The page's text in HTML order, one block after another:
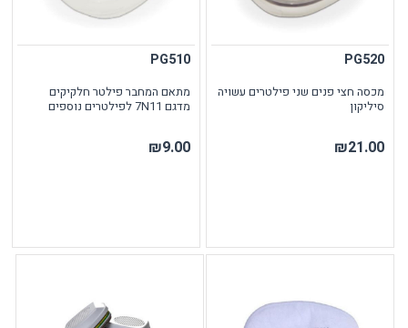
PG520
מכסה חצי פנים שני פילטרים עשויה
סיליקון
₪21.00
PG510
מתאם המחבר פילטר חלקיקים
מדגם 7N11 לפילטרים נוספים
₪9.00